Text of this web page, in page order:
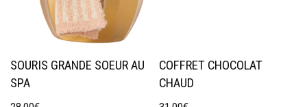
SOURIS GRANDE SOEUR AU
SPA
COFFRET CHOCOLAT
CHAUD